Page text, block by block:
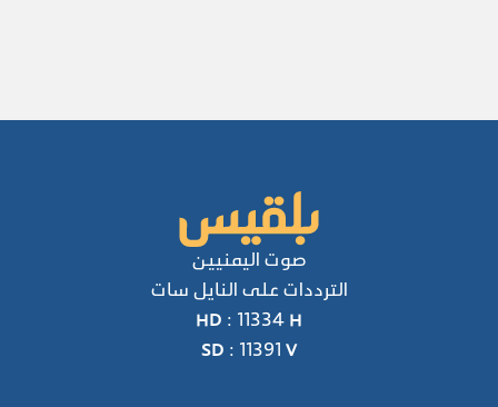
صوت اليمنيين
الترددات على النايل سات
HD : 11334 H
SD : 11391 V